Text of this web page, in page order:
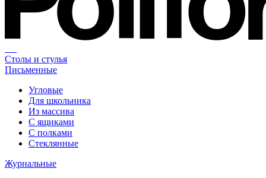
Столы и стулья
Письменные
Угловые
Для школьника
Из массива
С ящиками
С полками
Стеклянные
Журнальные